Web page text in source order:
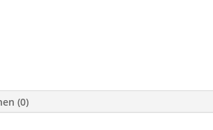
(0)